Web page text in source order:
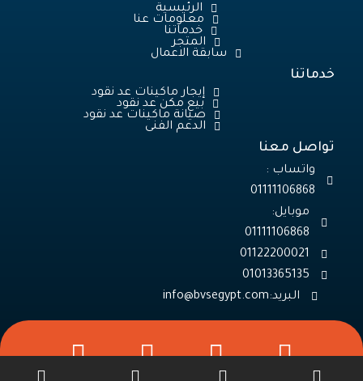
الرئيسية
معلومات عنا
خدماتنا
المتجر
سابقة الاعمال
خدماتنا
إيجار ماكينات عد نقود
بيع مكن عد نقود
صيانة ماكينات عد نقود
الدعم الفنى
تواصل معنا
واتساب :
01111106868
موبايل:
01013365135
البريد: info@bvsegypt.com
W
P
h
W